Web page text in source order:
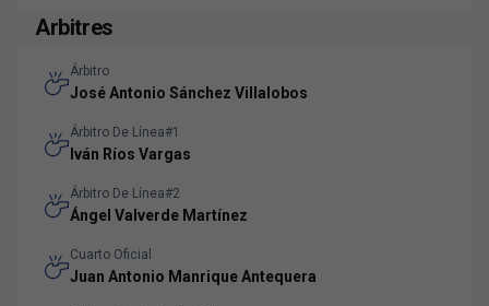
Arbitres
Árbitro
José Antonio Sánchez Villalobos
Árbitro De Línea#1
Iván Ríos Vargas
Árbitro De Línea#2
Ángel Valverde Martínez
Cuarto Oficial
Juan Antonio Manrique Antequera